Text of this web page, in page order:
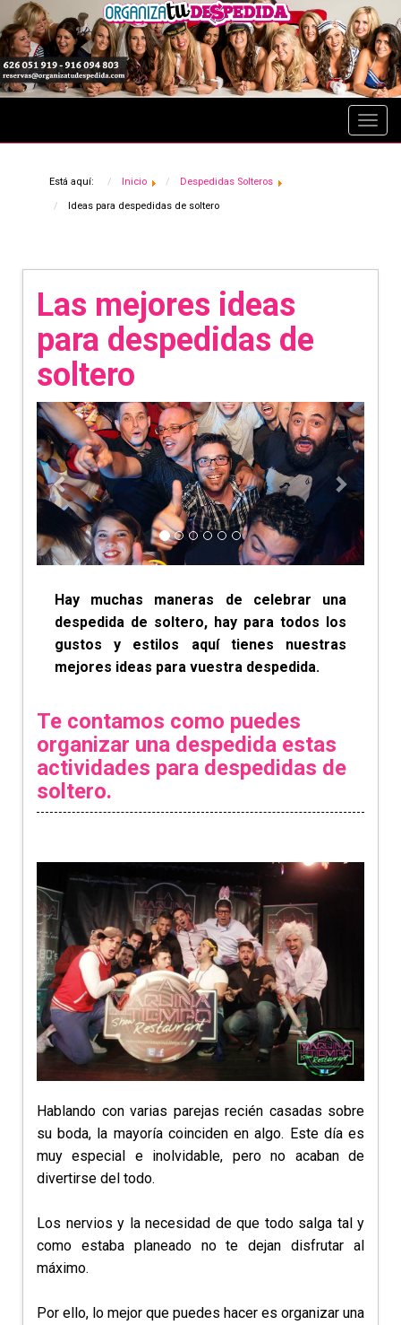
Está aquí: Inicio Despedidas Solteros
Ideas para despedidas de soltero
Las mejores ideas
para despedidas de
soltero
Anterior
Hay muchas maneras de celebrar una
despedida de soltero, hay para todos los
gustos y estilos aquí tienes nuestras
mejores ideas para vuestra despedida.
Te contamos como puedes
organizar una despedida estas
actividades para despedidas de
soltero.
Hablando con varias parejas recién casadas sobre
su boda, la mayoría coinciden en algo. Este día es
muy especial e inolvidable, pero no acaban de
divertirse del todo.
Los nervios y la necesidad de que todo salga tal y
como estaba planeado no te dejan disfrutar al
máximo.
Por ello, lo mejor que puedes hacer es organizar una